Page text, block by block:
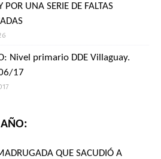
POR UNA SERIE DE FALTAS
Nivel primario DDE Villaguay.
17
QUE SACUDIÓ A